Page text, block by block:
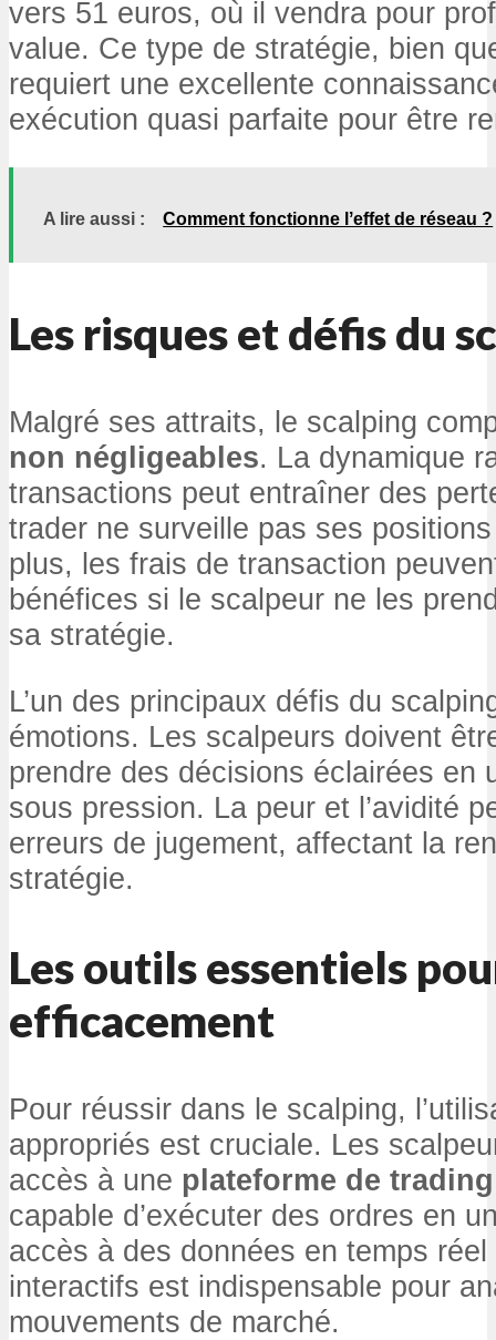
vers 51 euros, où il vendra pour
value. Ce type de stratégie, bien
requiert une excellente
exécution quasi parfaite pour être
A lire aussi : Comment fonctionne lʼeffet de réseau ?
Les risques et défis du
Malgré ses attraits, le scalping
non négligeables. La dynamique
transactions peut entraîner des
trader ne surveille pas ses
plus, les frais de transaction
bénéfices si le scalpeur ne les
sa stratégie.
L’un des principaux défis du
émotions. Les scalpeurs doivent
prendre des décisions éclairées en
sous pression. La peur et l’avidité
erreurs de jugement, affectant la
stratégie.
Les outils essentiels
efficacement
Pour réussir dans le scalping,
appropriés est cruciale. Les
accès à une plateforme de trading
capable d’exécuter des ordres en
accès à des données en temps
interactifs est indispensable pour
mouvements de marché.